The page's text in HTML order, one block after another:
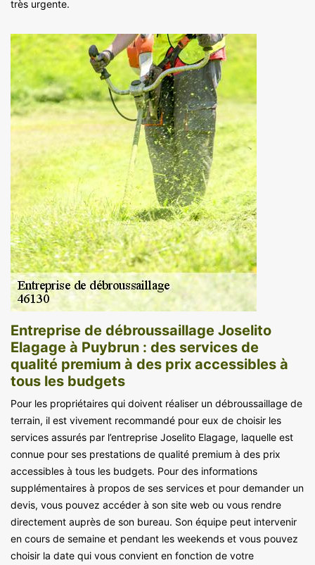
très urgente.
Entreprise de débroussaillage Joselito
Elagage à Puybrun : des services de
qualité premium à des prix accessibles à
tous les budgets
Pour les propriétaires qui doivent réaliser un débroussaillage de
terrain, il est vivement recommandé pour eux de choisir les
services assurés par l’entreprise Joselito Elagage, laquelle est
connue pour ses prestations de qualité premium à des prix
accessibles à tous les budgets. Pour des informations
supplémentaires à propos de ses services et pour demander un
devis, vous pouvez accéder à son site web ou vous rendre
directement auprès de son bureau. Son équipe peut intervenir
en cours de semaine et pendant les weekends et vous pouvez
choisir la date qui vous convient en fonction de votre